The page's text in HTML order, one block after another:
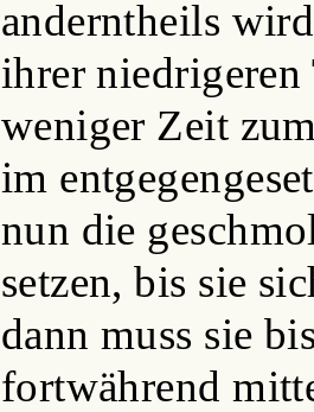
anderntheils
ihrer
weniger Zeit
im
nun die
setzen, bis sie
dann muss sie
fortwährend